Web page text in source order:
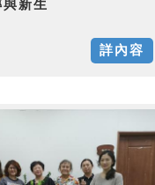
新生
詳內容